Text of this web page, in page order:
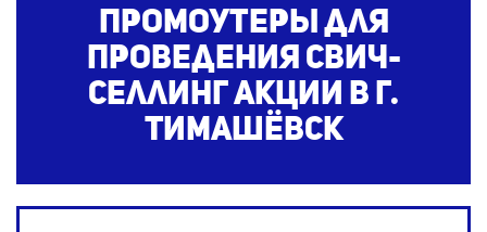
Промоутеры для
проведения свич-
селлинг акции в г.
Тимашёвск